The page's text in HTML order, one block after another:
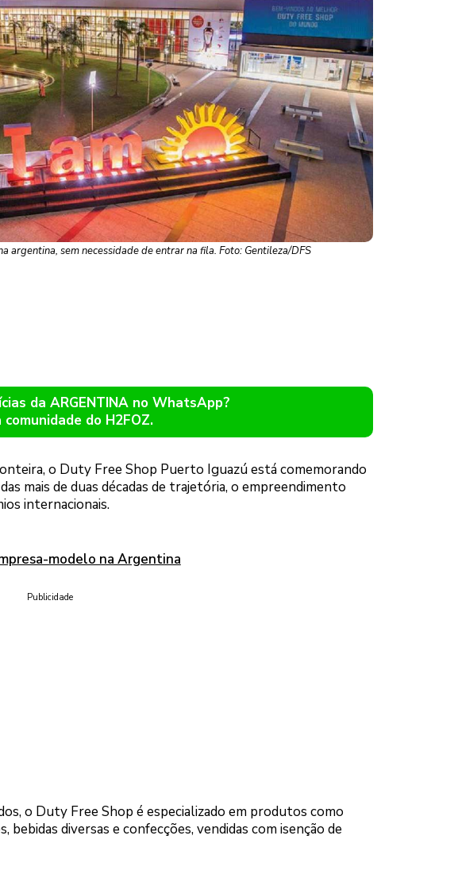
argentina, sem necessidade de entrar na fila. Foto: Gentileza/DFS
da ARGENTINA no WhatsApp?
do H2FOZ.
o Duty Free Shop Puerto Iguazú está comemorando
mais de duas décadas de trajetória, o empreendimento
internacionais.
modelo na Argentina
Publicidade
o Duty Free Shop é especializado em produtos como
diversas e confecções, vendidas com isenção de